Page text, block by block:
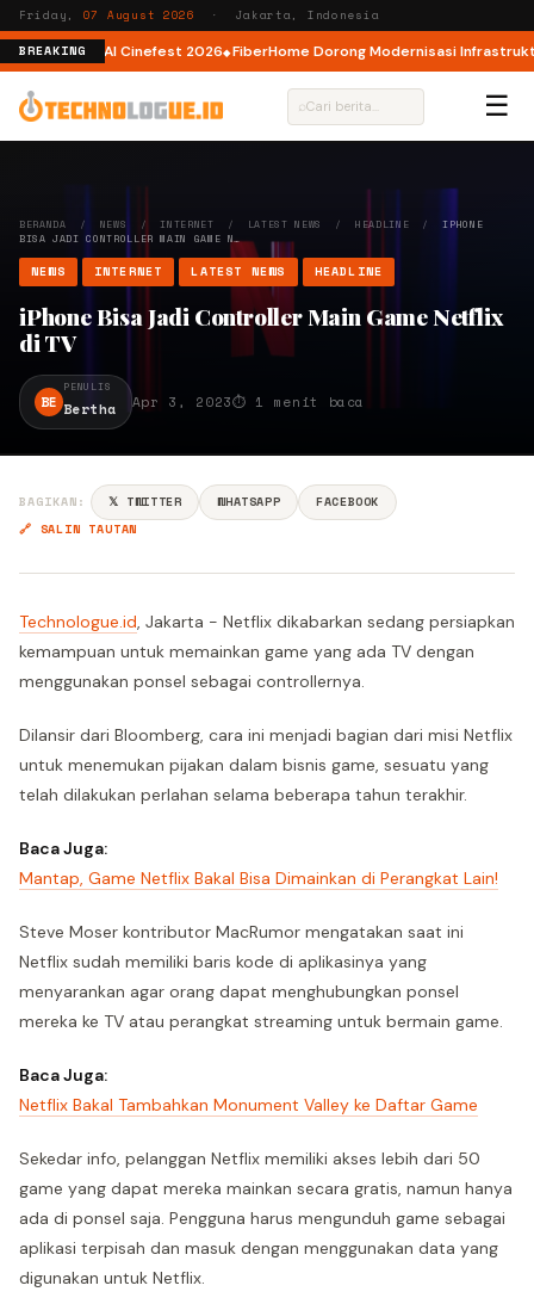
Friday, 07 August 2026 · Jakarta, Indonesia
BREAKING
AI lewat AI Cinefest 2026 FiberHome Dorong Modernisasi Infrastruktur
⌕ ☰
BERANDA / NEWS / INTERNET / LATEST NEWS /HEADLINE /IPHONE
BISA JADI CONTROLLER MAIN GAME N…
NEWS INTERNET LATEST NEWS HEADLINE
iPhone Bisa Jadi Controller Main Game Netflix
di TV
BE
PENULIS
Bertha Apr 3, 2023⏱ 1 menit baca
BAGIKAN: 𝕏 TWITTER WHATSAPP
FACEBOOK
🔗 SALIN TAUTAN
Technologue.id, Jakarta - Netflix dikabarkan sedang persiapkan
kemampuan untuk memainkan game yang ada TV dengan
menggunakan ponsel sebagai controllernya.
Dilansir dari Bloomberg, cara ini menjadi bagian dari misi Netflix
untuk menemukan pijakan dalam bisnis game, sesuatu yang
telah dilakukan perlahan selama beberapa tahun terakhir.
Baca Juga:
Mantap, Game Netflix Bakal Bisa Dimainkan di Perangkat Lain!
Steve Moser kontributor MacRumor mengatakan saat ini
Netflix sudah memiliki baris kode di aplikasinya yang
menyarankan agar orang dapat menghubungkan ponsel
mereka ke TV atau perangkat streaming untuk bermain game.
Baca Juga:
Netflix Bakal Tambahkan Monument Valley ke Daftar Game
Sekedar info, pelanggan Netflix memiliki akses lebih dari 50
game yang dapat mereka mainkan secara gratis, namun hanya
ada di ponsel saja. Pengguna harus mengunduh game sebagai
aplikasi terpisah dan masuk dengan menggunakan data yang
digunakan untuk Netflix.